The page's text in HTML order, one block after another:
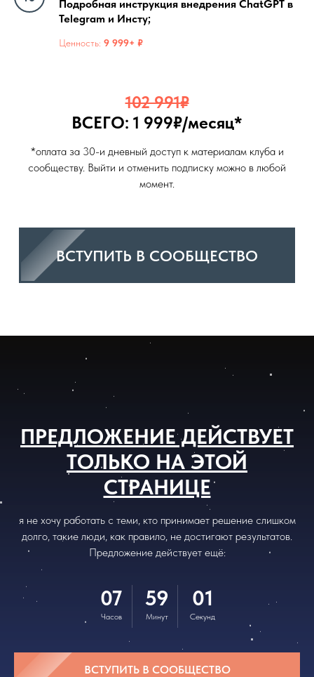
Подробная инструкция внедрения ChatGPT в
Telegram и Инсту;
Ценность: 9 999+ ₽
102 991₽
ВСЕГО: 1 999₽/месяц*
*оплата за 30-и дневный доступ к материалам клуба и
сообществу. Выйти и отменить подписку можно в любой
момент.
ВСТУПИТЬ В СООБЩЕСТВО
ПРЕДЛОЖЕНИЕ ДЕЙСТВУЕТ
ТОЛЬКО НА ЭТОЙ
СТРАНИЦЕ
я не хочу работать с теми, кто принимает решение слишком
долго, такие люди, как правило, не достигают результатов.
Предложение действует ещё:
07
Часов
59
Минут
00
Секунд
ВСТУПИТЬ В СООБЩЕСТВО